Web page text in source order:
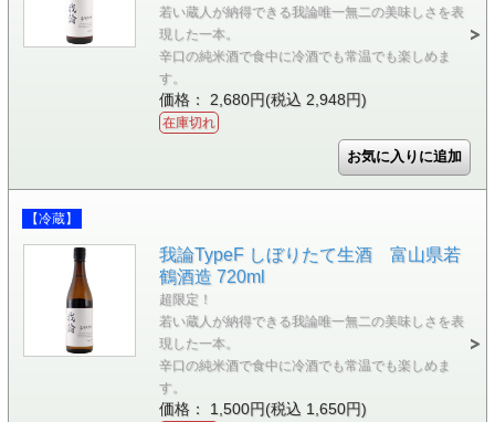
若い蔵人が納得できる我論唯一無二の美味しさを表
現した一本。
辛口の純米酒で食中に冷酒でも常温でも楽しめま
す。
価格： 2,680円(税込 2,948円)
在庫切れ
【冷蔵】
我論TypeF しぼりたて生酒 富山県若
鶴酒造 720ml
超限定！
若い蔵人が納得できる我論唯一無二の美味しさを表
現した一本。
辛口の純米酒で食中に冷酒でも常温でも楽しめま
す。
価格： 1,500円(税込 1,650円)